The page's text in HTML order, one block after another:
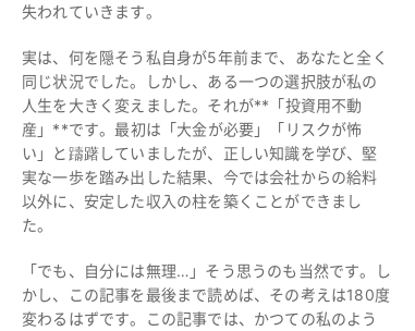
失われていきます。
実は、何を隠そう私自身が5年前まで、あなたと全く
同じ状況でした。しかし、ある一つの選択肢が私の
人生を大きく変えました。それが**「投資用不動
産」**です。最初は「大金が必要」「リスクが怖
い」と躊躇していましたが、正しい知識を学び、堅
実な一歩を踏み出した結果、今では会社からの給料
以外に、安定した収入の柱を築くことができまし
た。
「でも、自分には無理…」そう思うのも当然です。し
かし、この記事を最後まで読めば、その考えは180度
変わるはずです。この記事では、かつての私のよう